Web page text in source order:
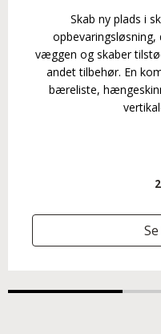
Skab ny plads i
væggen og skaber
andet tilbehør. En
bæreliste,